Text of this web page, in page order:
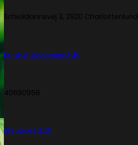
Schioldannsvej 3, 2920 Charlottenlund
Kontakt@subseed.dk
40690956
@subseed.dk